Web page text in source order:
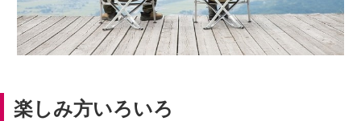
楽しみ方いろいろ